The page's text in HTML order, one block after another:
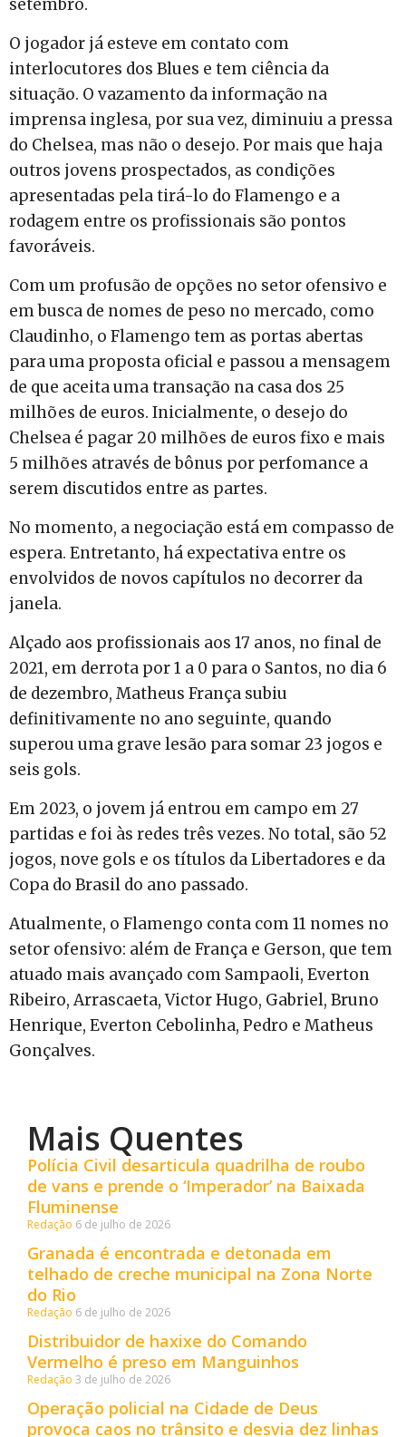
setembro.
O jogador já esteve em contato com
interlocutores dos Blues e tem ciência da
situação. O vazamento da informação na
imprensa inglesa, por sua vez, diminuiu a pressa
do Chelsea, mas não o desejo. Por mais que haja
outros jovens prospectados, as condições
apresentadas pela tirá-lo do Flamengo e a
rodagem entre os profissionais são pontos
favoráveis.
Com um profusão de opções no setor ofensivo e
em busca de nomes de peso no mercado, como
Claudinho, o Flamengo tem as portas abertas
para uma proposta oficial e passou a mensagem
de que aceita uma transação na casa dos 25
milhões de euros. Inicialmente, o desejo do
Chelsea é pagar 20 milhões de euros fixo e mais
5 milhões através de bônus por perfomance a
serem discutidos entre as partes.
No momento, a negociação está em compasso de
espera. Entretanto, há expectativa entre os
envolvidos de novos capítulos no decorrer da
janela.
Alçado aos profissionais aos 17 anos, no final de
2021, em derrota por 1 a 0 para o Santos, no dia 6
de dezembro, Matheus França subiu
definitivamente no ano seguinte, quando
superou uma grave lesão para somar 23 jogos e
seis gols.
Em 2023, o jovem já entrou em campo em 27
partidas e foi às redes três vezes. No total, são 52
jogos, nove gols e os títulos da Libertadores e da
Copa do Brasil do ano passado.
Atualmente, o Flamengo conta com 11 nomes no
setor ofensivo: além de França e Gerson, que tem
atuado mais avançado com Sampaoli, Everton
Ribeiro, Arrascaeta, Victor Hugo, Gabriel, Bruno
Henrique, Everton Cebolinha, Pedro e Matheus
Gonçalves.
Mais Quentes
Polícia Civil desarticula quadrilha de roubo
de vans e prende o ‘Imperador’ na Baixada
Fluminense
Redação 6 de julho de 2026
Granada é encontrada e detonada em
telhado de creche municipal na Zona Norte
do Rio
Redação 6 de julho de 2026
Distribuidor de haxixe do Comando
Vermelho é preso em Manguinhos
Redação 3 de julho de 2026
Operação policial na Cidade de Deus
provoca caos no trânsito e desvia dez linhas